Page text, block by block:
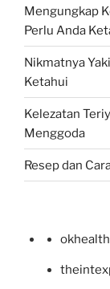
Mengungkap
Perlu Anda
Nikmatnya
Ketahui
Kelezatan
Menggoda
Resep dan